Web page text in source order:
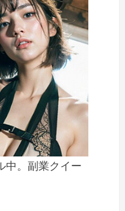
中。副業クイー